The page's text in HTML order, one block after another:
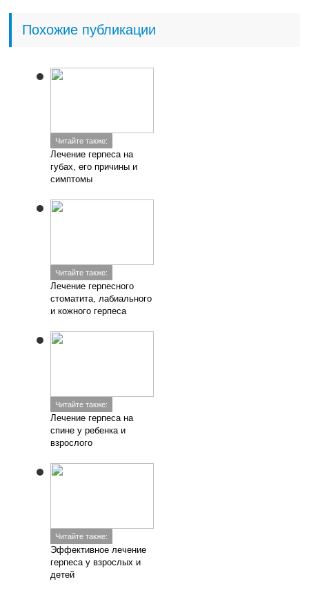
Похожие публикации
Читайте также:
Лечение герпеса на
губах, его причины и
симптомы
Читайте также:
Лечение герпесного
стоматита, лабиального
и кожного герпеса
Читайте также:
Лечение герпеса на
спине у ребенка и
взрослого
Читайте также:
Эффективное лечение
герпеса у взрослых и
детей